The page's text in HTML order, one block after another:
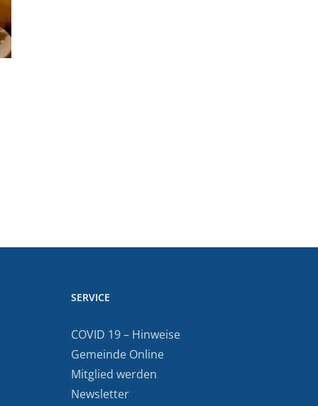
SERVICE
COVID 19 – Hinweise
Gemeinde Online
Mitglied werden
Newsletter